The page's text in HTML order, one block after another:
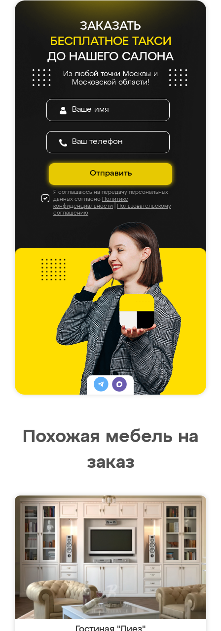
ЗАКАЗАТЬ
БЕСПЛАТНОЕ ТАКСИ
ДО НАШЕГО САЛОНА
Из любой точки Москвы и
Московской области!
Отправить
Я соглашаюсь на передачу персональных
данных согласно Политике
конфиденциальности
Пользовательскому
соглашению
Похожая мебель на
заказ